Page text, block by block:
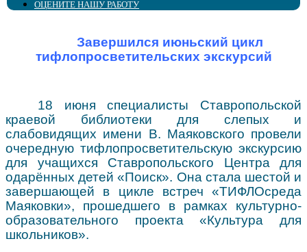
Попечительский совет
Профсоюз
Доступная среда
Сведения об учредителе
Фильмы с тифлокомментариями
Аллея для слепых
Культура для школьников
Советует юрист
Тифлоновости
Центр поддержки доступного туризма
Виртуальный кабинет
Специалистам-офтальмологам
ОЦЕНИТЕ НАШУ РАБОТУ
Завершился июньский цикл
тифлопросветительских экскурсий
18 июня специалисты Ставропольской
краевой библиотеки для слепых и
слабовидящих имени В. Маяковского провели
очередную тифлопросветительскую экскурсию
для учащихся Ставропольского Центра для
одарённых детей «Поиск». Она стала шестой и
завершающей в цикле встреч «ТИФЛОсреда
Маяковки», прошедшего в рамках культурно-
образовательного проекта «Культура для
школьников».